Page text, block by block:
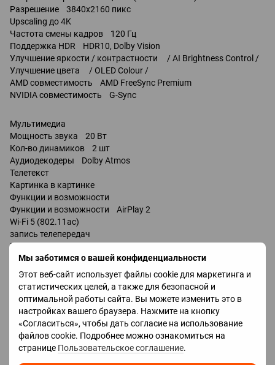
Мы заботимся о вашей конфиденциальности
Этот веб-сайт использует файлы cookie для маркетинга и
статистических целей, а также для безопасной и
оптимальной работы сайта. Вы можете изменить это в
настройках вашего браузера. Нажмите на кнопку
«Согласиться», чтобы дать согласие на использование
файлов cookie. Подробнее можно ознакомиться на
странице Пользовательское соглашение.
Разрешение 3840x2160 пикс
Upscaling до 4K
Частота смены кадров 120 Гц
Поддержка HDR HDR10, Dolby Vision
Улучшение яркости / контрастности / AI Brightness Control /
Улучшение цвета / OLED Colour /
AMD совместимость AMD FreeSync Premium
NVIDIA совместимость G-Sync
Мультимедиа
Мощность звука 20 Вт
Кол-во динамиков 2 шт
Аудиодекодеры Dolby Atmos
Телетекст
Картинка в картинке
Функции и возможности
Функции и возможности AirPlay 2
Wi-Fi 5 (802.11ac)
запись телепередач
Miracast
Bluetooth v 5.0
поддержка DLNA
управление голосом
мультимедийный (аэропульт)
Amazon Alexa
Разъемы
Входы USB 3 шт